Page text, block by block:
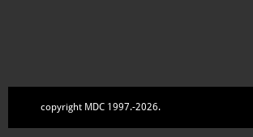
copyright MDC 1997.-2026.